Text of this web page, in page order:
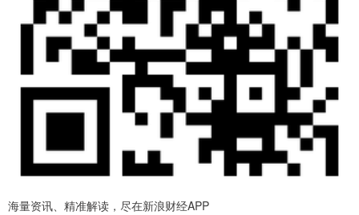
海量资讯、精准解读，尽在新浪财经APP